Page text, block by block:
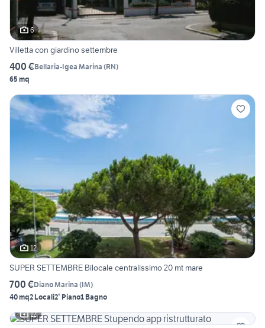
6
Villetta con giardino settembre
400 €Bellaria-Igea Marina (RN)
65 mq
12
SUPER SETTEMBRE Bilocale centralissimo 20 mt mare
700 €Diano Marina (IM)
40 mq2 Locali2° Piano1 Bagno
12